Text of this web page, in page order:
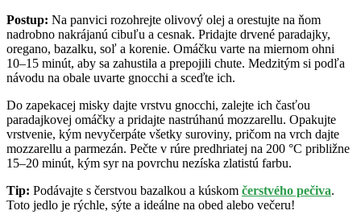
Postup: Na panvici rozohrejte olivový olej a orestujte na ňom
nadrobno nakrájanú cibuľu a cesnak. Pridajte drvené paradajky,
oregano, bazalku, soľ a korenie. Omáčku varte na miernom ohni
10–15 minút, aby sa zahustila a prepojili chute. Medzitým si podľa
návodu na obale uvarte gnocchi a sceďte ich.
Do zapekacej misky dajte vrstvu gnocchi, zalejte ich časťou
paradajkovej omáčky a pridajte nastrúhanú mozzarellu. Opakujte
vrstvenie, kým nevyčerpáte všetky suroviny, pričom na vrch dajte
mozzarellu a parmezán. Pečte v rúre predhriatej na 200 °C približne
15–20 minút, kým syr na povrchu nezíska zlatistú farbu.
Tip: Podávajte s čerstvou bazalkou a kúskom čerstvého pečiva.
Toto jedlo je rýchle, sýte a ideálne na obed alebo večeru!